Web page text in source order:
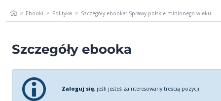
Ebooki Polityka Szczegóły ebooka: Sprawy polskie minionego wieku
Szczegóły ebooka
Zaloguj się, jeśli jesteś zainteresowany treścią pozycji.